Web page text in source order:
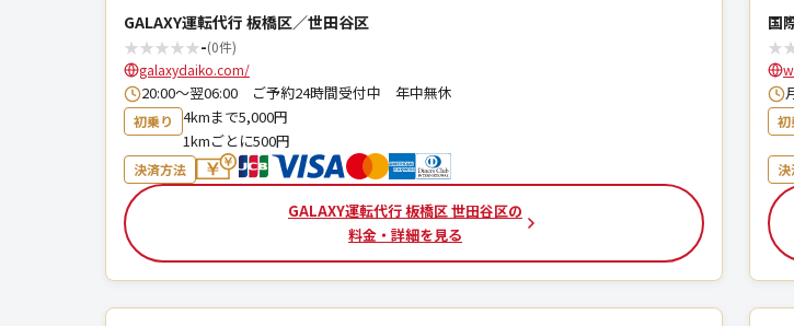
GALAXY運転代行 板橋区／世田谷区
★★★★★-(0件)
galaxydaiko.com/
20:00～翌06:00 ご予約24時間受付中 年中無休
初乗り
4kmまで5,000円
1kmごとに500円
決済方法
GALAXY運転代行 板橋区 世田谷区の
料金・詳細を見る
国
★
初